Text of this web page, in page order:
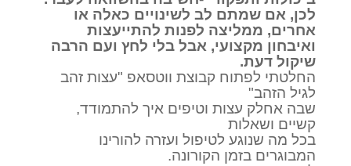
לכן, אם שמתם לב לשינויים כאלה או
אחרים, ממליצה לפנות להתייעצות
ואיבחון מקצועי, אבל בלי לחץ ועם הרבה
שיקול דעת.
החלטתי לפתוח קבוצת ווטסאפ "עצות זהב
לגיל הזהב"
שבה אחלק עצות וטיפים איך להתמודד,
קשיים ושאלות
בכל מה שנוגע לטיפול ועזרה להורינו
המבוגרים בזמן הקורונה.